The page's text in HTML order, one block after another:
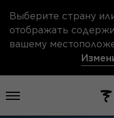
Выберите страну
отображать
вашему
Открыть меню